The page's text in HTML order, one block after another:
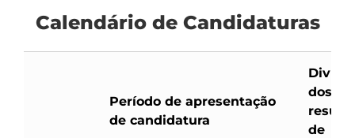
Calendário de Candidaturas
Período de apresentação
de candidatura
dos
de